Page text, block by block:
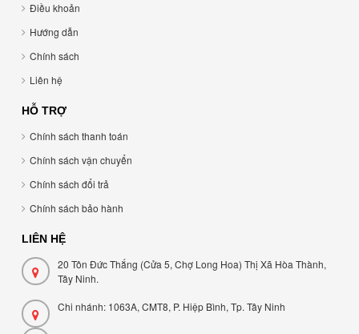
Điều khoản
Hướng dẫn
Chính sách
Liên hệ
HỖ TRỢ
Chính sách thanh toán
Chính sách vận chuyển
Chính sách đổi trả
Chính sách bảo hành
LIÊN HỆ
20 Tôn Đức Thắng (Cửa 5, Chợ Long Hoa) Thị Xã Hòa Thành,
Tây Ninh.
Chi nhánh: 1063A, CMT8, P. Hiệp Bình, Tp. Tây Ninh